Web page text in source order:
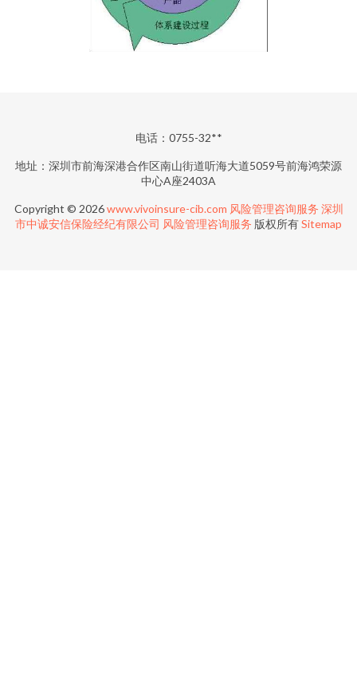
电话：0755-32**
地址：深圳市前海深港合作区南山街道听海大道5059号前海鸿荣源
中心A座2403A
Copyright © 2026www.vivoinsure-cib.com 风险管理咨询服务 深圳
市中诚安信保险经纪有限公司 风险管理咨询服务 版权所有Sitemap